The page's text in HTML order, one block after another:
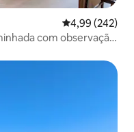
4,99 de uma
4,99 (242)
com observação